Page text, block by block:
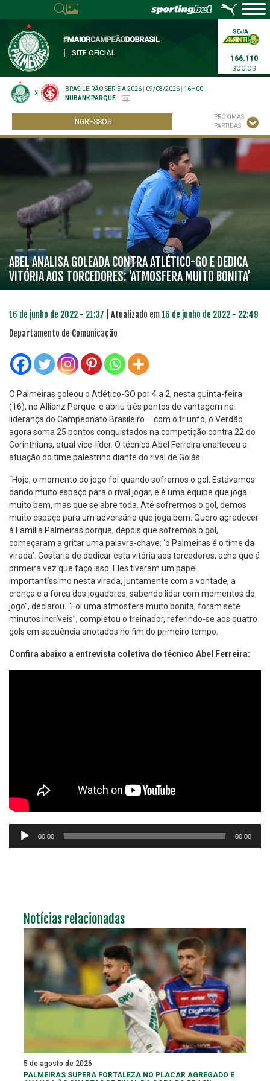
SITE OFICIAL
166.110
SÓCIOS
X
BRASILEIRÃO SÉRIE A 2026 09/08/2026
16H00
NUBANK PARQUE
INGRESSOS
PRÓXIMAS
PARTIDAS
ABEL ANALISA GOLEADA CONTRA ATLÉTICO-GO E DEDICA
VITÓRIA AOS TORCEDORES: ‘ATMOSFERA MUITO BONITA’
16 de junho de 2022 - 21:37 | Atualizado em16 de junho de 2022 - 22:49
Departamento de Comunicação
O Palmeiras goleou o Atlético-GO por 4 a 2, nesta quinta-feira
(16), no Allianz Parque, e abriu três pontos de vantagem na
liderança do Campeonato Brasileiro – com o triunfo, o Verdão
agora soma 25 pontos conquistados na competição contra 22 do
Corinthians, atual vice-líder. O técnico Abel Ferreira enalteceu a
atuação do time palestrino diante do rival de Goiás.
“Hoje, o momento do jogo foi quando sofremos o gol. Estávamos
dando muito espaço para o rival jogar, e é uma equipe que joga
muito bem, mas que se abre toda. Até sofrermos o gol, demos
muito espaço para um adversário que joga bem. Quero agradecer
à Família Palmeiras porque, depois que sofremos o gol,
começaram a gritar uma palavra-chave: ‘o Palmeiras é o time da
virada’. Gostaria de dedicar esta vitória aos torcedores, acho que á
primeira vez que faço isso. Eles tiveram um papel
importantíssimo nesta virada, juntamente com a vontade, a
crença e a força dos jogadores, sabendo lidar com momentos do
jogo”, declarou. “Foi uma atmosfera muito bonita, foram sete
minutos incríveis”, completou o treinador, referindo-se aos quatro
gols em sequência anotados no fim do primeiro tempo.
Confira abaixo a entrevista coletiva do técnico Abel Ferreira:
Tocador
00:00 00:00
Notícias relacionadas
5 de agosto de 2026
PALMEIRAS SUPERA FORTALEZA NO PLACAR AGREGADO E